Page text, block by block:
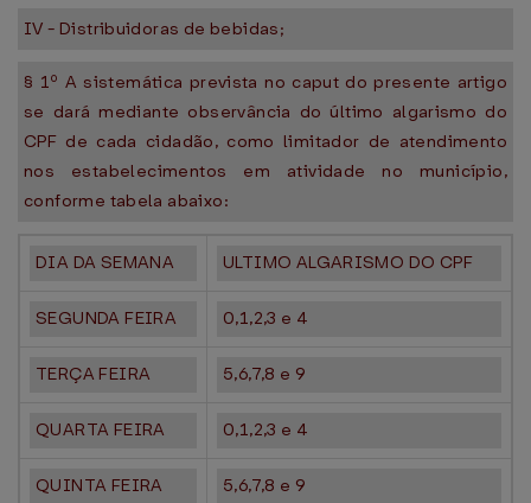
IV - Distribuidoras de bebidas;
§ 1º A sistemática prevista no caput do presente artigo
se dará mediante observância do último algarismo do
CPF de cada cidadão, como limitador de atendimento
nos estabelecimentos em atividade no município,
conforme tabela abaixo:
DIA DA SEMANA ULTIMO ALGARISMO DO CPF
SEGUNDA FEIRA 0,1,2,3 e 4
TERÇA FEIRA 5,6,7,8 e 9
QUARTA FEIRA 0,1,2,3 e 4
QUINTA FEIRA 5,6,7,8 e 9